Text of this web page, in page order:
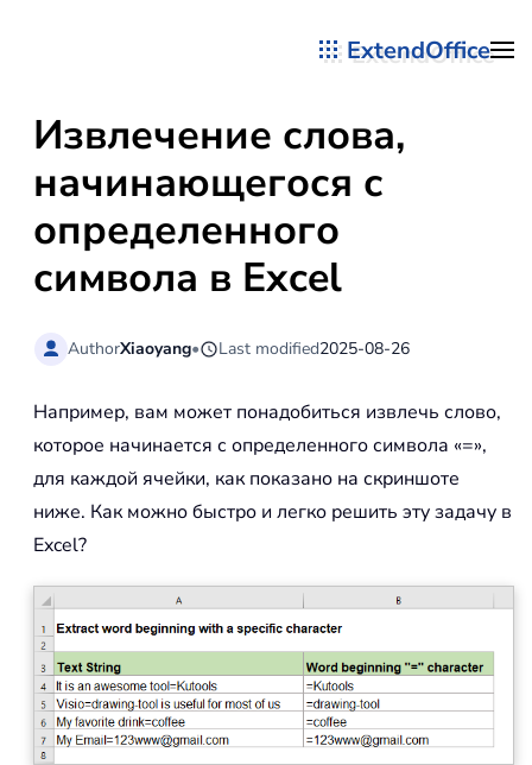
ExtendOffice
Извлечение слова,
начинающегося с
определенного
символа в Excel
AuthorXiaoyang• Last modified2025-08-26
Например, вам может понадобиться извлечь слово,
которое начинается с определенного символа «=»,
для каждой ячейки, как показано на скриншоте
ниже. Как можно быстро и легко решить эту задачу в
Excel?